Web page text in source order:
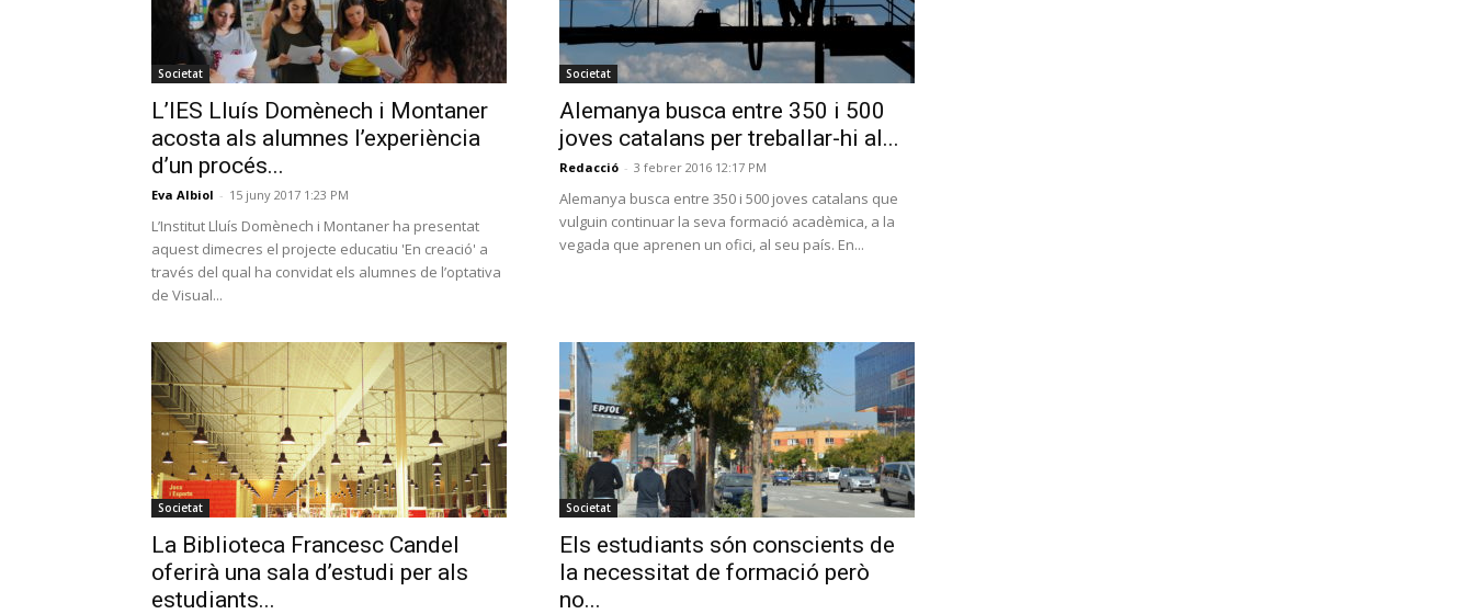
Societat
L’IES Lluís Domènech i Montaner
acosta als alumnes l’experiència
d’un procés...
Eva Albiol - 15 juny 2017 1:23 PM
L’Institut Lluís Domènech i Montaner ha presentat
aquest dimecres el projecte educatiu 'En creació' a
través del qual ha convidat els alumnes de l’optativa
de Visual...
Societat
Alemanya busca entre 350 i 500
joves catalans per treballar-hi al...
Redacció - 3 febrer 2016 12:17 PM
Alemanya busca entre 350 i 500 joves catalans que
vulguin continuar la seva formació acadèmica, a la
vegada que aprenen un ofici, al seu país. En...
Societat
La Biblioteca Francesc Candel
oferirà una sala d’estudi per als
estudiants...
Societat
Els estudiants són conscients de
la necessitat de formació però
no...